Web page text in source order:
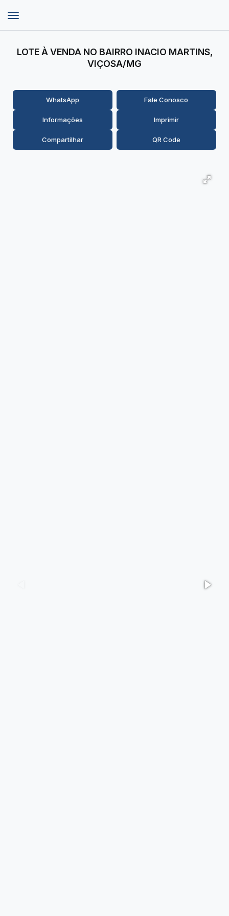
LOTE À VENDA NO BAIRRO INACIO MARTINS,
VIÇOSA/MG
WhatsApp Fale Conosco
Informações Imprimir
Compartilhar QR Code